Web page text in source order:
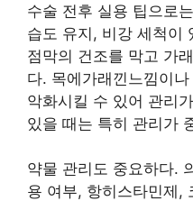
수술 전후 실용 팁으로
습도 유지, 비강 세척이
점막의 건조를 막고 가
다. 목에가래낀느낌이
악화시킬 수 있어 관리
있을 때는 특히 관리가
약물 관리도 중요하다.
용 여부, 항히스타민제,